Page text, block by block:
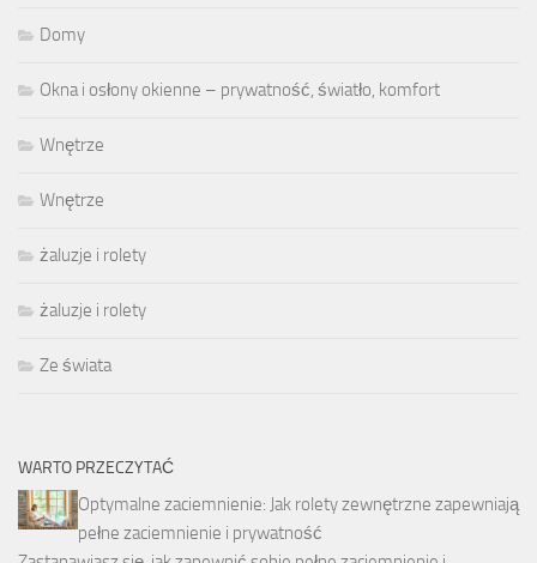
Domy
Okna i osłony okienne – prywatność, światło, komfort
Wnętrze
Wnętrze
żaluzje i rolety
żaluzje i rolety
Ze świata
WARTO PRZECZYTAĆ
Optymalne zaciemnienie: Jak rolety zewnętrzne zapewniają
pełne zaciemnienie i prywatność